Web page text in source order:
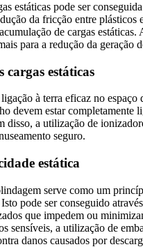
estáticas pode ser
da fricção entre
de cargas
para a redução da geração
estáticas
à terra eficaz no
devem estar
disso, a utilização de
seguro.
estática
serve como um
pode ser conseguido
que impedem ou
sensíveis, a utilização de
danos causados por